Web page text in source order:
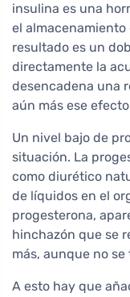
insulina es una
el almacenamiento
resultado es un
directamente la
desencadena una
aún más ese
Un nivel bajo de
situación. La
como diurético
de líquidos en el
progesterona,
hinchazón que se
más, aunque no
A esto hay que